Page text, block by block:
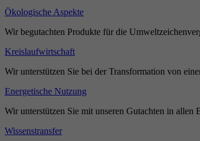
Ökologische Aspekte
Wir begutachten Produkte für die
Kreislaufwirtschaft
Wir unterstützen Sie bei der Transformation von
Energetische Nutzung
Wir unterstützen Sie mit unseren Gutachten in allen
Wissenstransfer